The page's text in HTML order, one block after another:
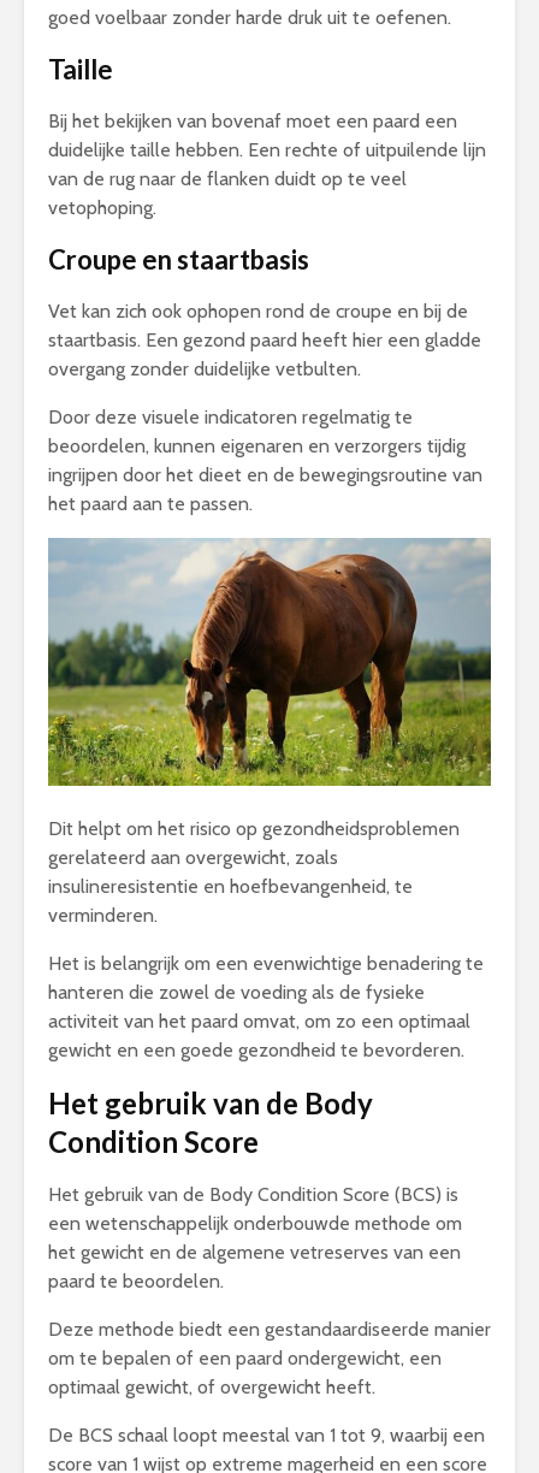
goed voelbaar zonder harde druk uit te oefenen.
Taille
Bij het bekijken van bovenaf moet een paard een
duidelijke taille hebben. Een rechte of uitpuilende lijn
van de rug naar de flanken duidt op te veel
vetophoping.
Croupe en staartbasis
Vet kan zich ook ophopen rond de croupe en bij de
staartbasis. Een gezond paard heeft hier een gladde
overgang zonder duidelijke vetbulten.
Door deze visuele indicatoren regelmatig te
beoordelen, kunnen eigenaren en verzorgers tijdig
ingrijpen door het dieet en de bewegingsroutine van
het paard aan te passen.
Dit helpt om het risico op gezondheidsproblemen
gerelateerd aan overgewicht, zoals
insulineresistentie en hoefbevangenheid, te
verminderen.
Het is belangrijk om een evenwichtige benadering te
hanteren die zowel de voeding als de fysieke
activiteit van het paard omvat, om zo een optimaal
gewicht en een goede gezondheid te bevorderen.
Het gebruik van de Body
Condition Score
Het gebruik van de Body Condition Score (BCS) is
een wetenschappelijk onderbouwde methode om
het gewicht en de algemene vetreserves van een
paard te beoordelen.
Deze methode biedt een gestandaardiseerde manier
om te bepalen of een paard ondergewicht, een
optimaal gewicht, of overgewicht heeft.
De BCS schaal loopt meestal van 1 tot 9, waarbij een
score van 1 wijst op extreme magerheid en een score